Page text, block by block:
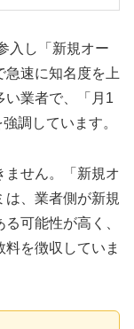
入し「新規オー
急速に知名度を上
い業者で、「月1
調しています。
ません。「新規オ
は、業者側が新規
可能性が高く、
を徴収していま